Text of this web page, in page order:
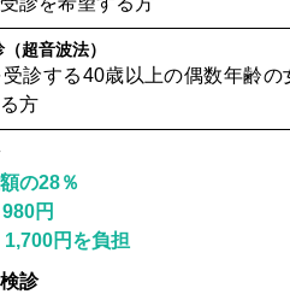
超音波法）
診する40歳以上の偶数年齢の
方
の28％
円
円を負担
診